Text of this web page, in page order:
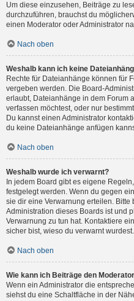
Um diese einzusehen, Beiträge zu
durchzuführen, brauchst du
einen Moderator oder Administrator
Nach oben
Weshalb kann ich keine
Rechte für Dateianhänge können für
vergeben werden. Die Board-
erlaubt, Dateianhänge in dem Forum
verfassen möchtest, oder nur
Du kannst einen Administrator
du keine Dateianhänge anfügen
Nach oben
Weshalb wurde ich verwarnt?
In jedem Board gibt es eigene
festgelegt werden. Wenn du gegen
sie dir eine Verwarnung erteilen.
Administration dieses Boards ist und
Verwarnung zu tun hat. Kontaktiere
sicher bist, wieso du verwarnt wurdest.
Nach oben
Wie kann ich Beiträge den
Wenn ein Administrator die
siehst du eine Schaltfläche in der